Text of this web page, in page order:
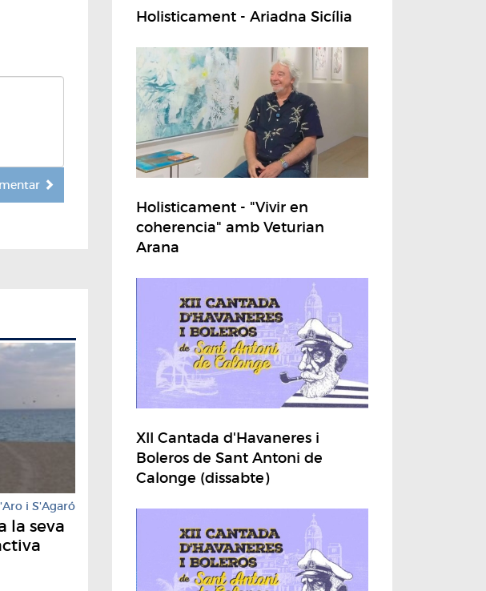
i S'Agaró
la seva
Holisticament - Ariadna Sicília
Holisticament - "Vivir en
coherencia" amb Veturian
Arana
XII Cantada d'Havaneres i
Boleros de Sant Antoni de
Calonge (dissabte)